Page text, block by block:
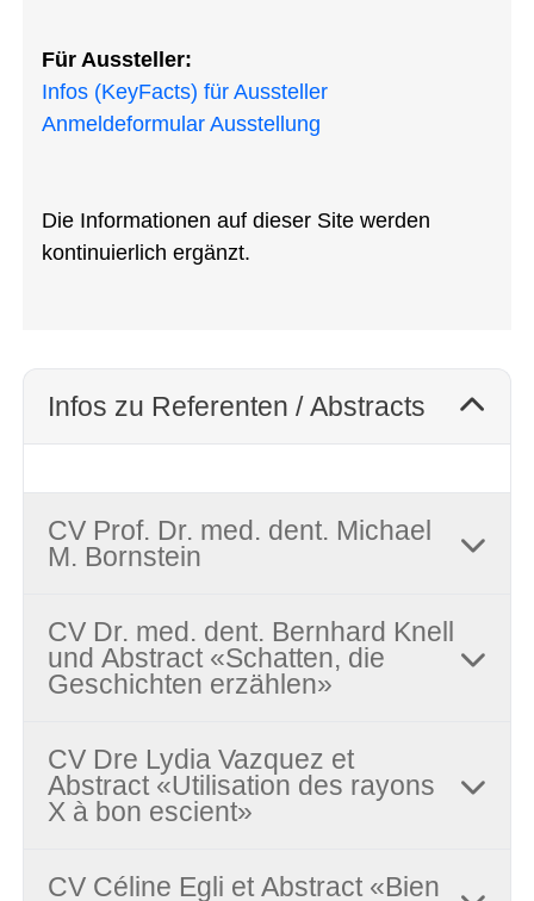
Für Aussteller:
Infos (KeyFacts) für Aussteller
Anmeldeformular Ausstellung
Die Informationen auf dieser Site werden
kontinuierlich ergänzt.
Infos zu Referenten / Abstracts
CV Prof. Dr. med. dent. Michael
M. Bornstein
CV Dr. med. dent. Bernhard Knell
und Abstract «Schatten, die
Geschichten erzählen»
CV Dre Lydia Vazquez et
Abstract «Utilisation des rayons
X à bon escient»
CV Céline Egli et Abstract «Bien